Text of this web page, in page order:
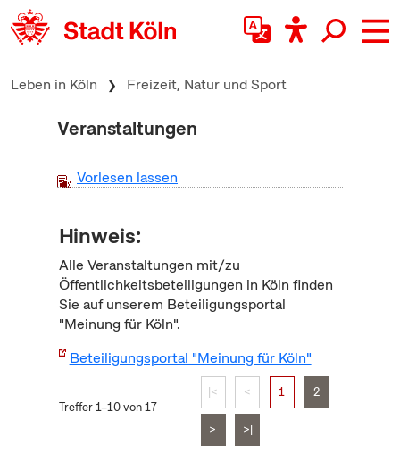
zum Inhalt springen
Leben in Köln Freizeit, Natur und Sport
Veranstaltungen
Vorlesen lassen
Hinweis:
Alle Veranstaltungen mit/zu
Öffentlichkeitsbeteiligungen in Köln finden
Sie auf unserem Beteiligungsportal
"Meinung für Köln".
Beteiligungsportal "Meinung für Köln"
Treffer 1–10 von 17
|< < 1 2
> >|